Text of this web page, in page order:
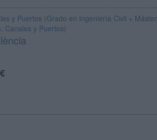
y Puertos (Grado en Ingeniería Civil + Máster
Canales y Puertos)